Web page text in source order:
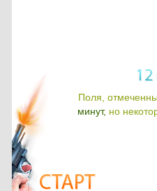
Поля,
минут, но